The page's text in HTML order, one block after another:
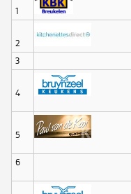
1
2
3
4
5
6